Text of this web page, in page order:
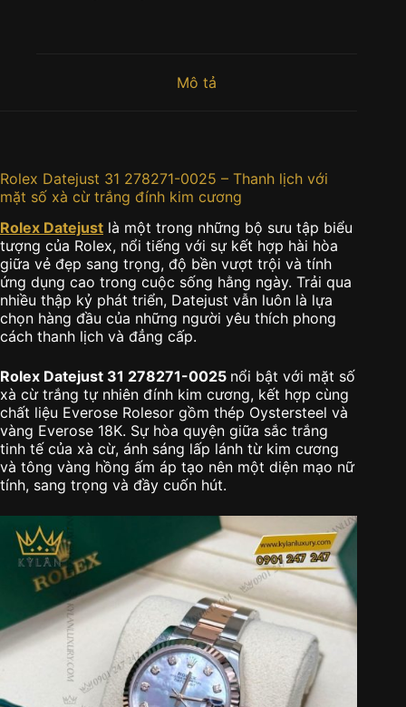
Mô tả
Rolex Datejust 31 278271-0025 – Thanh lịch với
mặt số xà cừ trắng đính kim cương
Rolex Datejust là một trong những bộ sưu tập biểu
tượng của Rolex, nổi tiếng với sự kết hợp hài hòa
giữa vẻ đẹp sang trọng, độ bền vượt trội và tính
ứng dụng cao trong cuộc sống hằng ngày. Trải qua
nhiều thập kỷ phát triển, Datejust vẫn luôn là lựa
chọn hàng đầu của những người yêu thích phong
cách thanh lịch và đẳng cấp.
Rolex Datejust 31 278271-0025 nổi bật với mặt số
xà cừ trắng tự nhiên đính kim cương, kết hợp cùng
chất liệu Everose Rolesor gồm thép Oystersteel và
vàng Everose 18K. Sự hòa quyện giữa sắc trắng
tinh tế của xà cừ, ánh sáng lấp lánh từ kim cương
và tông vàng hồng ấm áp tạo nên một diện mạo nữ
tính, sang trọng và đầy cuốn hút.